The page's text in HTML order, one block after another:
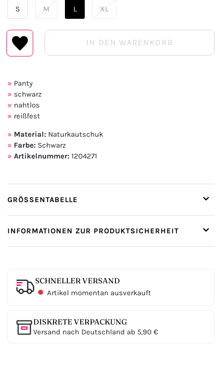
S M L XL
IN DEN WARENKORB
Panty
schwarz
nahtlos
reißfest
Material: Naturkautschuk
Farbe: Schwarz
Artikelnummer: 1204271
GRÖSSENTABELLE
INFORMATIONEN ZUR PRODUKTSICHERHEIT
SCHNELLER VERSAND
Artikel momentan ausverkauft
DISKRETE VERPACKUNG
Versand nach Deutschland ab 5,90 €